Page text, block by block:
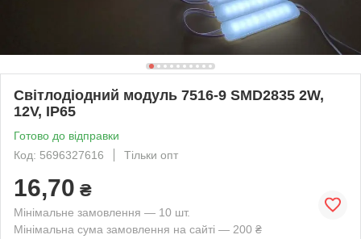
Світлодіодний модуль 7516-9 SMD2835 2W,
12V, IP65
Готово до відправки
Код: 5696327616
Тільки опт
16,70 ₴
Мінімальне замовлення — 10 шт.
Мінімальна сума замовлення на сайті — 200 ₴